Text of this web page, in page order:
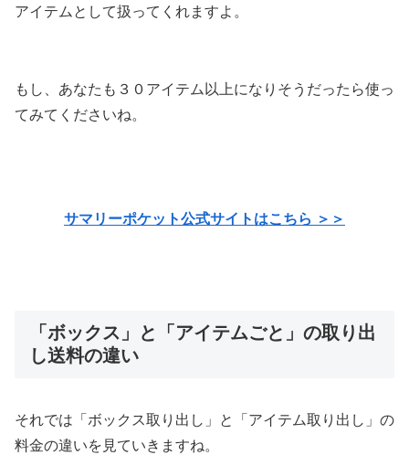
アイテムとして扱ってくれますよ。
もし、あなたも３０アイテム以上になりそうだったら使っ
てみてくださいね。
サマリーポケット公式サイトはこちら ＞＞
「ボックス」と「アイテムごと」の取り出
し送料の違い
それでは「ボックス取り出し」と「アイテム取り出し」の
料金の違いを見ていきますね。